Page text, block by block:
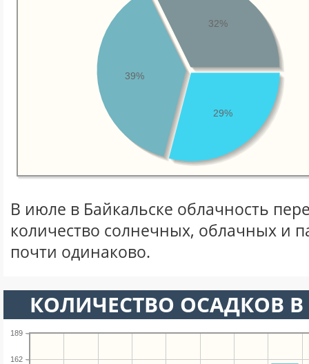
29%
39%
32%
В июле в Байкальске облачность
количество солнечных, облачных и
почти одинаково.
КОЛИЧЕСТВО ОСАДКОВ
162
189